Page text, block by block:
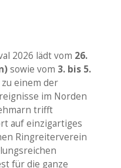
2026 lädt vom 26.
sowie vom 3. bis 5.
einem der
im Norden
trifft
auf einzigartiges
Ringreiterverein
für die ganze